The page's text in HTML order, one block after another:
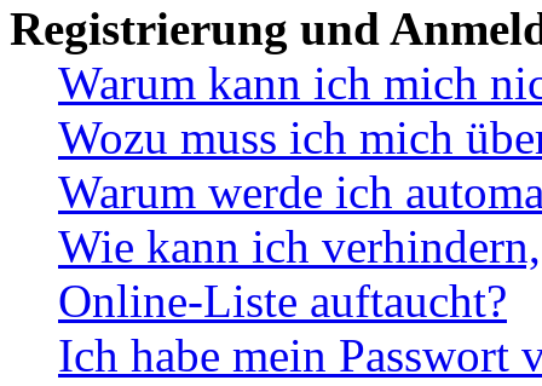
Registrierung und
Warum kann ich mich
Wozu muss ich mich
Warum werde ich
Wie kann ich
Online-Liste auftaucht?
Ich habe mein Passwort